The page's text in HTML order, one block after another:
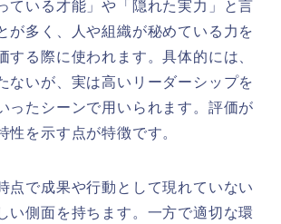
ている才能」や「隠れた実力」と言
が多く、人や組織が秘めている力を
する際に使われます。具体的には、
ないが、実は高いリーダーシップを
ったシーンで用いられます。評価が
性を示す点が特徴です。
点で成果や行動として現れていない
い側面を持ちます。一方で適切な環